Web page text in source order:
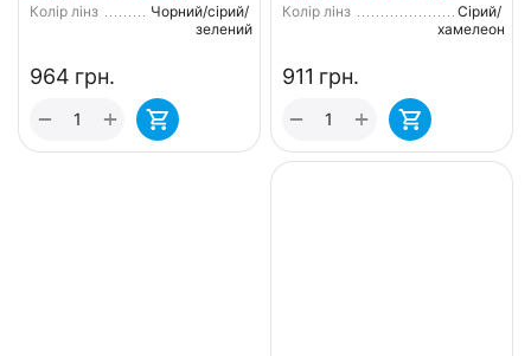
Колір лінз
Чорний/сірий/
зелений
‍964‍ грн.
+
−
Колір лінз
Сірий/
хамелеон
‍911‍ грн.
+
−